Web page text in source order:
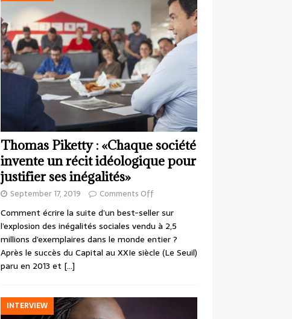
Thomas Piketty : «Chaque société
invente un récit idéologique pour
justifier ses inégalités»
September 17, 2019 Comments Off
Comment écrire la suite d’un best-seller sur
l’explosion des inégalités sociales vendu à 2,5
millions d’exemplaires dans le monde entier ?
Après le succès du Capital au XXIe siècle (Le Seuil)
paru en 2013 et […]
INTERVIEW